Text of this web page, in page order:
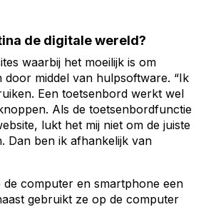
de digitale wereld?
waarbij het moeilijk is om
door middel van hulpsoftware. “Ik
Een toetsenbord werkt wel
Als de toetsenbordfunctie
lukt het mij niet om de juiste
Dan ben ik afhankelijk van
computer en smartphone een
gebruikt ze op de computer